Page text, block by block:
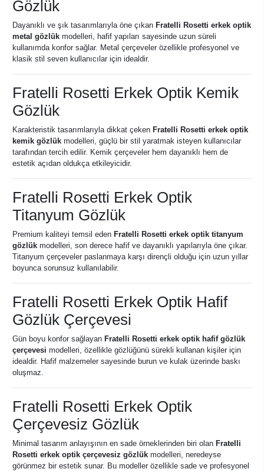
Gözlük
Dayanıklı ve şık tasarımlarıyla öne çıkan Fratelli Rosetti erkek optik
metal gözlük modelleri, hafif yapıları sayesinde uzun süreli
kullanımda konfor sağlar. Metal çerçeveler özellikle profesyonel ve
klasik stil seven kullanıcılar için idealdir.
Fratelli Rosetti Erkek Optik Kemik
Gözlük
Karakteristik tasarımlarıyla dikkat çeken Fratelli Rosetti erkek optik
kemik gözlük modelleri, güçlü bir stil yaratmak isteyen kullanıcılar
tarafından tercih edilir. Kemik çerçeveler hem dayanıklı hem de
estetik açıdan oldukça etkileyicidir.
Fratelli Rosetti Erkek Optik
Titanyum Gözlük
Premium kaliteyi temsil eden Fratelli Rosetti erkek optik titanyum
gözlük modelleri, son derece hafif ve dayanıklı yapılarıyla öne çıkar.
Titanyum çerçeveler paslanmaya karşı dirençli olduğu için uzun yıllar
boyunca sorunsuz kullanılabilir.
Fratelli Rosetti Erkek Optik Hafif
Gözlük Çerçevesi
Gün boyu konfor sağlayan Fratelli Rosetti erkek optik hafif gözlük
çerçevesi modelleri, özellikle gözlüğünü sürekli kullanan kişiler için
idealdir. Hafif malzemeler sayesinde burun ve kulak üzerinde baskı
oluşmaz.
Fratelli Rosetti Erkek Optik
Çerçevesiz Gözlük
Minimal tasarım anlayışının en sade örneklerinden biri olan Fratelli
Rosetti erkek optik çerçevesiz gözlük modelleri, neredeyse
görünmez bir estetik sunar. Bu modeller özellikle sade ve profesyonel